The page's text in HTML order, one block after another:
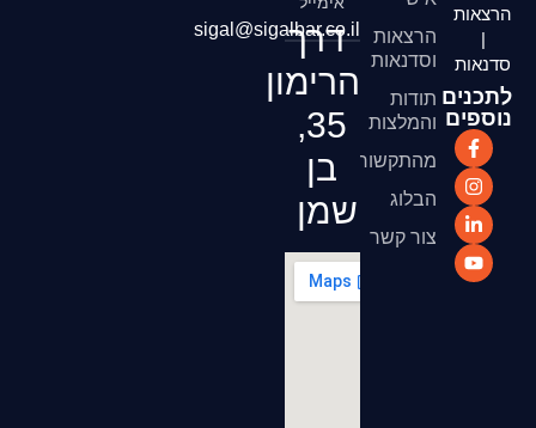
הרצאות
|
סדנאות
לתכנים
נוספים
הרצאות
וסדנאות
תודות
והמלצות
מהתקשורת
הבלוג
צור קשר
sigal@sigalbar.co.il
דרך
הרימון
35,
בן
שמן